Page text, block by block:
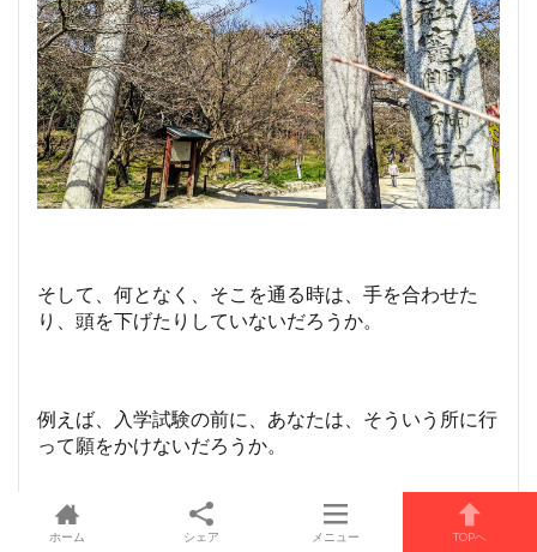
そして、何となく、そこを通る時は、手を合わせた
り、頭を下げたりしていないだろうか。
例えば、入学試験の前に、あなたは、そういう所に行
って願をかけないだろうか。
わざわざ行かないとしても、初詣には、みんなで、ど
ホーム シェア メニュー TOPへ